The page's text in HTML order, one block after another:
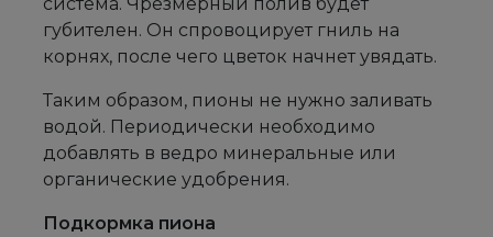
губителен. Он спровоцирует гниль на
корнях, после чего цветок начнет увядать.
Таким образом, пионы не нужно заливать
водой. Периодически необходимо
добавлять в ведро минеральные или
органические удобрения.
Подкормка пиона